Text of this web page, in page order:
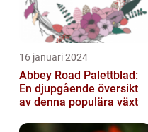
16 januari 2024
Abbey Road Palettblad:
En djupgående översikt
av denna populära växt